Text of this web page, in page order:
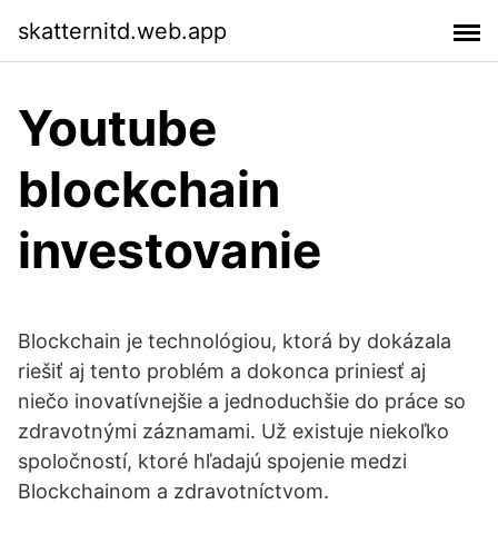
skatternitd.web.app
Youtube
blockchain
investovanie
Blockchain je technológiou, ktorá by dokázala
riešiť aj tento problém a dokonca priniesť aj
niečo inovatívnejšie a jednoduchšie do práce so
zdravotnými záznamami. Už existuje niekoľko
spoločností, ktoré hľadajú spojenie medzi
Blockchainom a zdravotníctvom.